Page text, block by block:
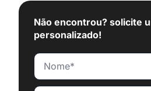
Não encontrou? solicite
personalizado!